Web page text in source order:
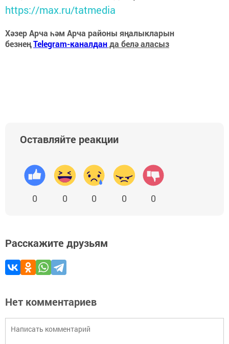
https://max.ru/tatmedia
Хәзер Арча һәм Арча районы яңалыкларын
безнеңTelegram-каналданда белә аласыз
Оставляйте реакции
0 0 0 0 0
Расскажите друзьям
Нет комментариев